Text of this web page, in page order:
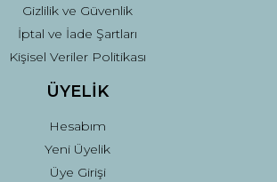
Gizlilik ve Güvenlik
İptal ve İade Şartları
Kişisel Veriler Politikası
ÜYELİK
Hesabım
Yeni Üyelik
Üye Girişi